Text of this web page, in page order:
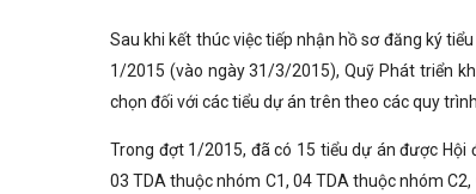
Sau khi kết thúc việc tiếp nhận hồ sơ đăng ký
1/2015 (vào ngày 31/3/2015), Quỹ Phát triển
chọn đối với các tiểu dự án trên theo các quy
Trong đợt 1/2015, đã có 15 tiểu dự án được
03 TDA thuộc nhóm C1, 04 TDA thuộc nhóm